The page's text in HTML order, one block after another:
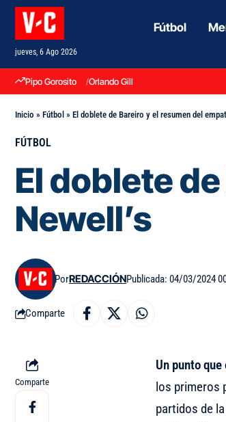
jueves, 6 Ago 2026
Fútbol
Pipo Gorosito Orlando Gill
Inicio » Fútbol » El doblete de Bareiro y el resumen del
FÚTBOL
El doblete
Newell’s
PorREDACCIÓNPublicada: 04/03/2024
Comparte
Comparte
Un punto
los primeros
partidos de